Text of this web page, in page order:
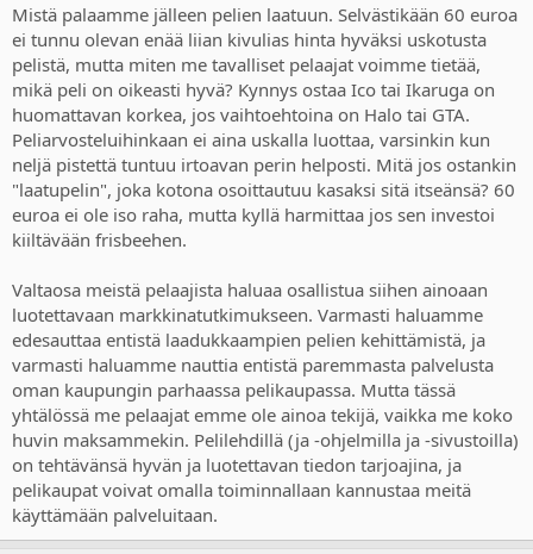
Mistä palaamme jälleen pelien laatuun. Selvästikään 60 euroa
ei tunnu olevan enää liian kivulias hinta hyväksi uskotusta
pelistä, mutta miten me tavalliset pelaajat voimme tietää,
mikä peli on oikeasti hyvä? Kynnys ostaa Ico tai Ikaruga on
huomattavan korkea, jos vaihtoehtoina on Halo tai GTA.
Peliarvosteluihinkaan ei aina uskalla luottaa, varsinkin kun
neljä pistettä tuntuu irtoavan perin helposti. Mitä jos ostankin
"laatupelin", joka kotona osoittautuu kasaksi sitä itseänsä? 60
euroa ei ole iso raha, mutta kyllä harmittaa jos sen investoi
kiiltävään frisbeehen.
Valtaosa meistä pelaajista haluaa osallistua siihen ainoaan
luotettavaan markkinatutkimukseen. Varmasti haluamme
edesauttaa entistä laadukkaampien pelien kehittämistä, ja
varmasti haluamme nauttia entistä paremmasta palvelusta
oman kaupungin parhaassa pelikaupassa. Mutta tässä
yhtälössä me pelaajat emme ole ainoa tekijä, vaikka me koko
huvin maksammekin. Pelilehdillä (ja -ohjelmilla ja -sivustoilla)
on tehtävänsä hyvän ja luotettavan tiedon tarjoajina, ja
pelikaupat voivat omalla toiminnallaan kannustaa meitä
käyttämään palveluitaan.